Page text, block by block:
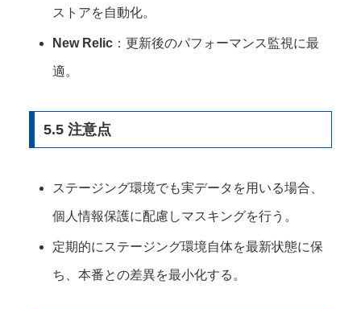
ストアを自動化。
New Relic ：更新後のパフォーマンス監視に最
適。
5.5 注意点
ステージング環境でも実データを用いる場合、
個人情報保護に配慮しマスキングを行う。
定期的にステージング環境自体を最新状態に保
ち、本番との差異を最小化する。